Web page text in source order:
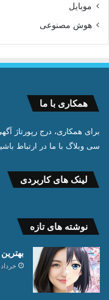
موبایل
هوش مصنوعی
همکاری با ما
برای همکاری، درج رپورتاژ
سی وبلاگ با ما در ارتباط
لینک های کاربردی
نوشته های تازه
خرداد 18, 1405